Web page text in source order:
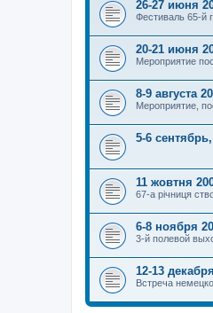
26-27 июня
Фестиваль 65-й
20-21 июня
Мероприятие
8-9 августа
Мероприятие,
5-6
11 жовтня
67-а річниця
6-8 ноября
3-й полевой
12-13
Встреча